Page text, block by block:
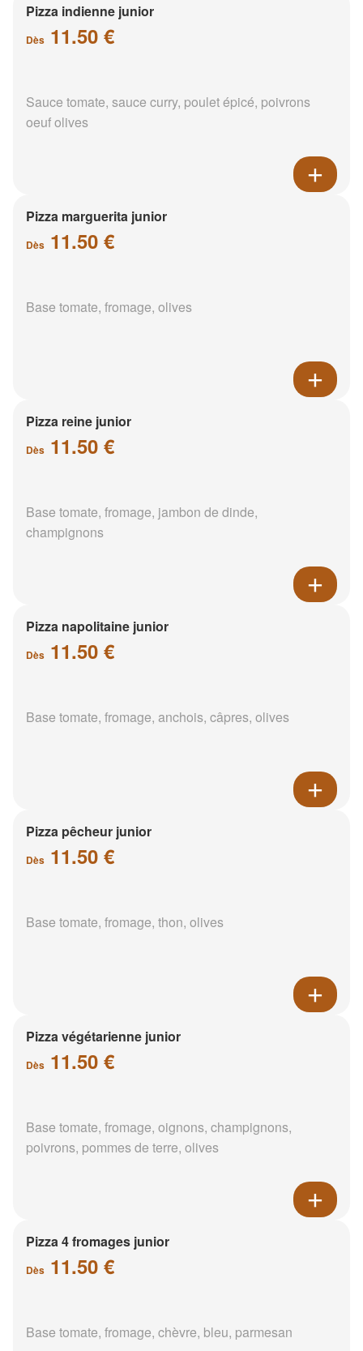
Pizza indienne junior
Dès 11.50 €
Sauce tomate, sauce curry, poulet épicé, poivrons
oeuf olives
Pizza marguerita junior
Dès 11.50 €
Base tomate, fromage, olives
Pizza reine junior
Dès 11.50 €
Base tomate, fromage, jambon de dinde,
champignons
Pizza napolitaine junior
Dès 11.50 €
Base tomate, fromage, anchois, câpres, olives
Pizza pêcheur junior
Dès 11.50 €
Base tomate, fromage, thon, olives
Pizza végétarienne junior
Dès 11.50 €
Base tomate, fromage, oignons, champignons,
poivrons, pommes de terre, olives
Pizza 4 fromages junior
Dès 11.50 €
Base tomate, fromage, chèvre, bleu, parmesan